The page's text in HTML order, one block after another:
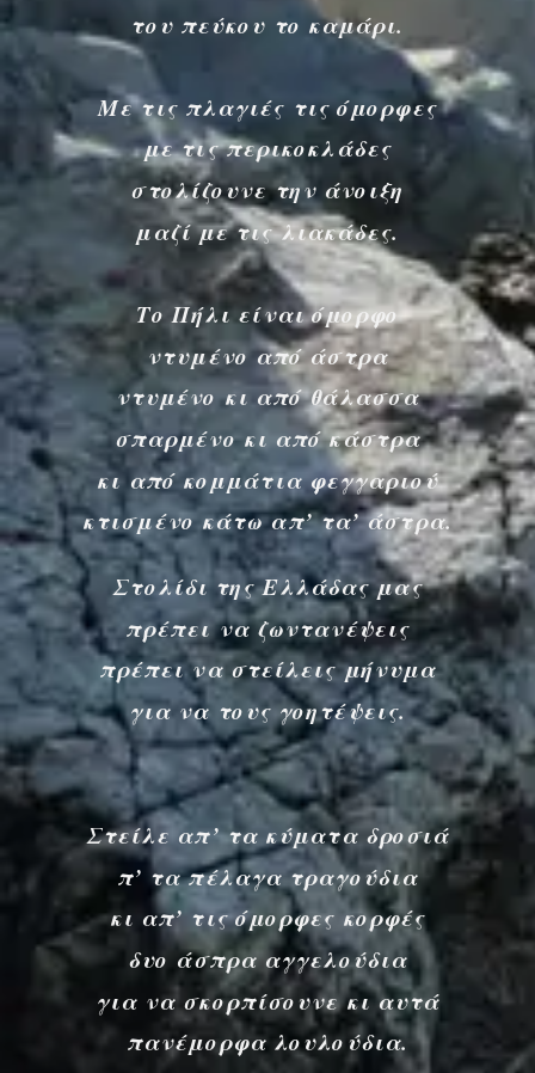
του πεύκου το καμάρι.
Με τις πλαγιές τις όμορφες
με τις περικοκλάδες
στολίζουνε την άνοιξη
μαζί με τις λιακάδες.
Το Πήλι είναι όμορφο
ντυμένο από άστρα
ντυμένο κι από θάλασσα
σπαρμένο κι από κάστρα
κι από κομμάτια φεγγαριού
κτισμένο κάτω απ’ τα’ άστρα.
Στολίδι της Ελλάδας μας
πρέπει να ζωντανέψεις
πρέπει να στείλεις μήνυμα
για να τους γοητέψεις.
Στείλε απ’ τα κύματα δροσιά
π’ τα πέλαγα τραγούδια
κι απ’ τις όμορφες κορφές
δυο άσπρα αγγελούδια
για να σκορπίσουνε κι αυτά
πανέμορφα λουλούδια.